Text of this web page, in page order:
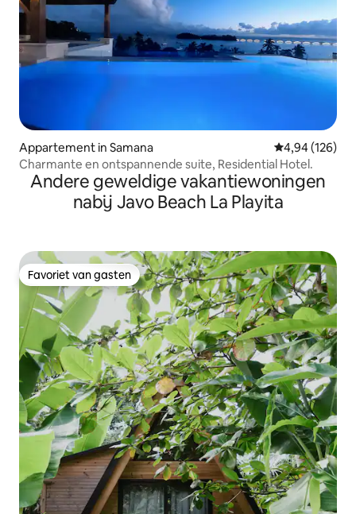
Appartement in Samana Gemiddelde
4,94 (126)
Charmante en ontspannende suite, Residential Hotel.
Andere geweldige vakantiewoningen
nabij Javo Beach La Playita
Favoriet van gasten
Favoriet van gasten